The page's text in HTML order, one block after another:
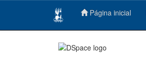
Página inicial